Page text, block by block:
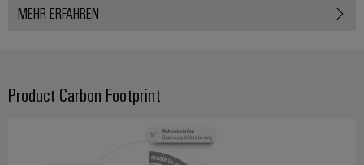
Windparks
und
Kundenspezifische
MEHR ERFAHREN
Product Carbon Footprint